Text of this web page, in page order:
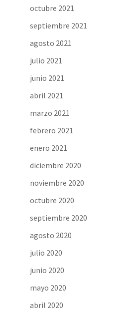
octubre 2021
septiembre 2021
agosto 2021
julio 2021
junio 2021
abril 2021
marzo 2021
febrero 2021
enero 2021
diciembre 2020
noviembre 2020
octubre 2020
septiembre 2020
agosto 2020
julio 2020
junio 2020
mayo 2020
abril 2020